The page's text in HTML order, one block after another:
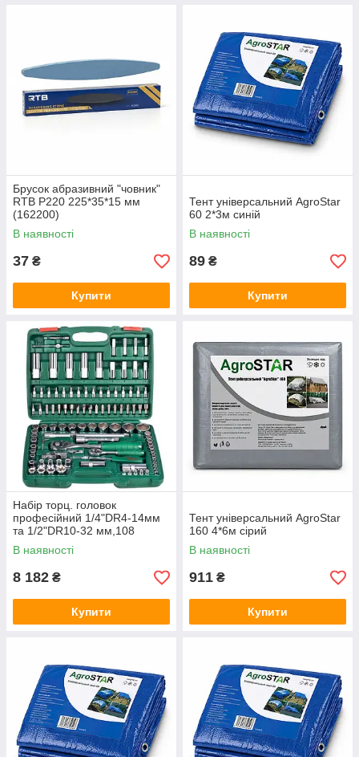
Брусок абразивний "човник"
RTB Р220 225*35*15 мм
(162200)
В наявності
37 ₴
Купити
Тент універсальний AgroStar
60 2*3м синій
В наявності
89 ₴
Купити
Набір торц. головок
професійний 1/4"DR4-14мм
та 1/2"DR10-32 мм,108
предм (TK-108) HANS
В наявності
8 182 ₴
Купити
Тент універсальний AgroStar
160 4*6м сірий
В наявності
911 ₴
Купити